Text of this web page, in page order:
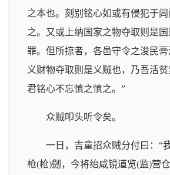
之本也。刻别铭心如或有侵犯于
之。又或上纳国家之物夺取则是
罪。但所掠者，各邑守令之浚民
义财物夺取则是义贼也，乃吾活
君铭心不忘慎之慎之。”
众贼叩头听令矣。
一日，吉童招众贼分付曰：“
枪(枪)劒，今将绐咸镜道览(监)营